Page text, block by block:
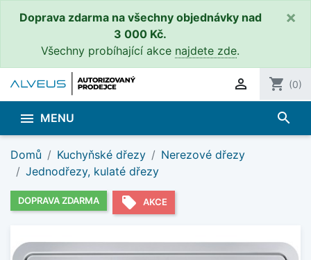
Doprava zdarma na všechny objednávky nad
3 000 Kč.
Všechny probíhající akce najdete zde.
×
 shopping_cart (0)
 MENU search
Domů Kuchyňské dřezy
Nerezové dřezy
Jednodřezy, kulaté dřezy
DOPRAVA ZDARMA local_offer AKCE